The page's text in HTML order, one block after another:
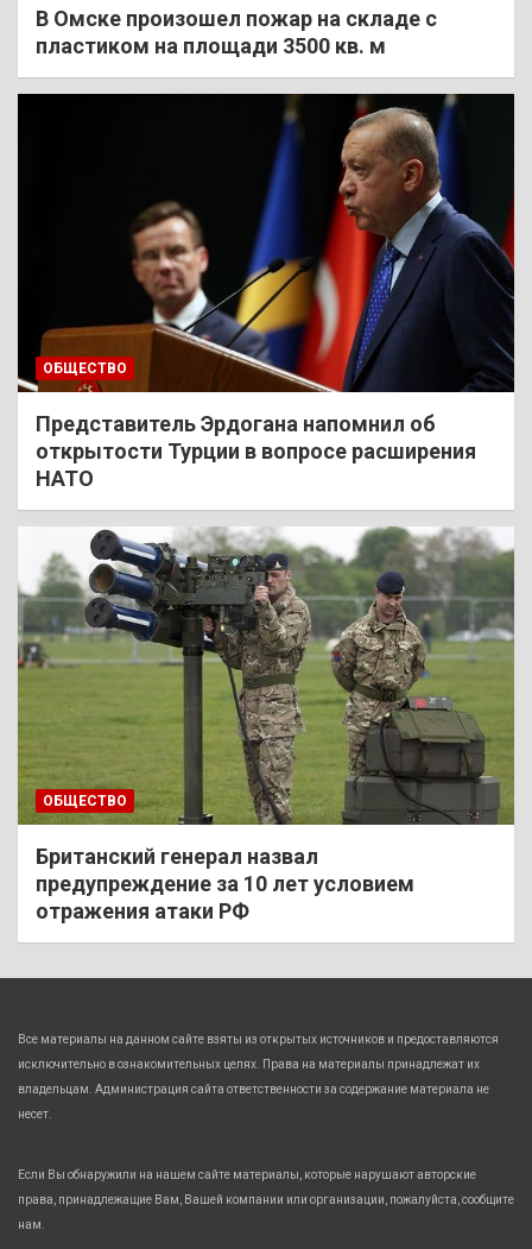
В Омске произошел пожар на складе с
пластиком на площади 3500 кв. м
ОБЩЕСТВО
Представитель Эрдогана напомнил об
открытости Турции в вопросе расширения
НАТО
ОБЩЕСТВО
Британский генерал назвал
предупреждение за 10 лет условием
отражения атаки РФ
Все материалы на данном сайте взяты из открытых источников и предоставляются
исключительно в ознакомительных целях. Права на материалы принадлежат их
владельцам. Администрация сайта ответственности за содержание материала не
несет.
Если Вы обнаружили на нашем сайте материалы, которые нарушают авторские
права, принадлежащие Вам, Вашей компании или организации, пожалуйста, сообщите
нам.